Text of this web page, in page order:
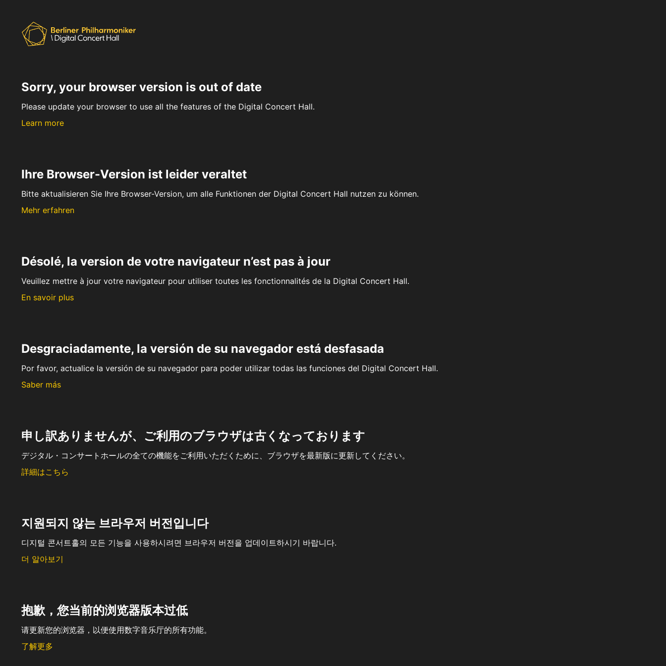
Sorry, your browser version is out of date
Please update your browser to use all the features of the Digital Concert Hall.
Learn more
Ihre Browser-Version ist leider veraltet
Bitte aktualisieren Sie Ihre Browser-Version, um alle Funktionen der Digital Concert Hall nutzen zu können.
Mehr erfahren
Désolé, la version de votre navigateur n’est pas à jour
Veuillez mettre à jour votre navigateur pour utiliser toutes les fonctionnalités de la Digital Concert Hall.
En savoir plus
Desgraciadamente, la versión de su navegador está desfasada
Por favor, actualice la versión de su navegador para poder utilizar todas las funciones del Digital Concert Hall.
Saber más
申し訳ありませんが、ご利用のブラウザは古くなっております
デジタル・コンサートホールの全ての機能をご利用いただくために、ブラウザを最新版に更新してください。
詳細はこちら
지원되지 않는 브라우저 버전입니다
디지털 콘서트홀의 모든 기능을 사용하시려면 브라우저 버전을 업데이트하시기 바랍니다.
더 알아보기
抱歉，您当前的浏览器版本过低
请更新您的浏览器，以便使用数字音乐厅的所有功能。
了解更多